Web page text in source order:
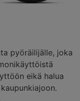
pyöräilijälle, joka
eikä halua